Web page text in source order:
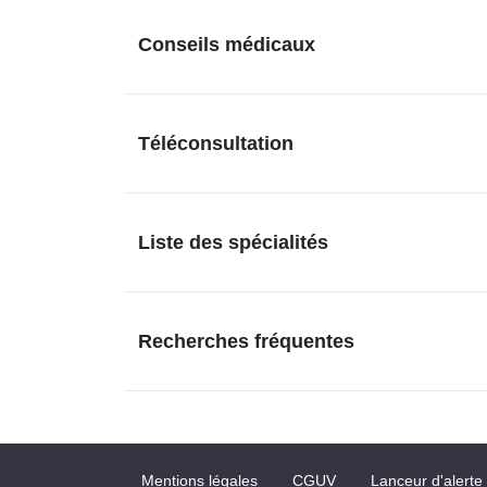
Conseils médicaux
Téléconsultation
Liste des spécialités
Recherches fréquentes
Mentions légales CGUV Lanceur d'alerte